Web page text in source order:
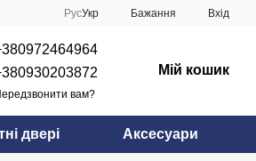
РусУкр Бажання Вхід
вам?
Мій кошик
двері Аксесуари